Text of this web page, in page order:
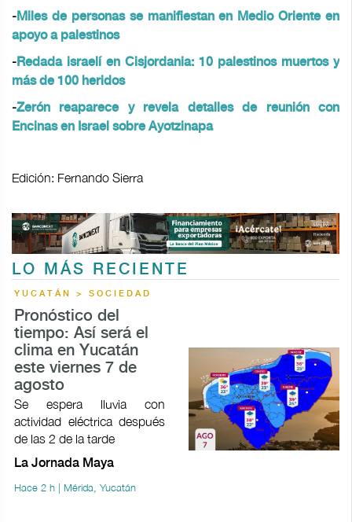
-Miles de personas se manifiestan en Medio Oriente en
apoyo a palestinos
-Redada israelí en Cisjordania: 10 palestinos muertos y
más de 100 heridos
-Zerón reaparece y revela detalles de reunión con
Encinas en Israel sobre Ayotzinapa
Edición: Fernando Sierra
LO MÁS RECIENTE
YUCATÁN > SOCIEDAD
Pronóstico del
tiempo: Así será el
clima en Yucatán
este viernes 7 de
agosto
Se espera lluvia con
actividad eléctrica después
de las 2 de la tarde
La Jornada Maya
Hace 2 h | Mérida, Yucatán